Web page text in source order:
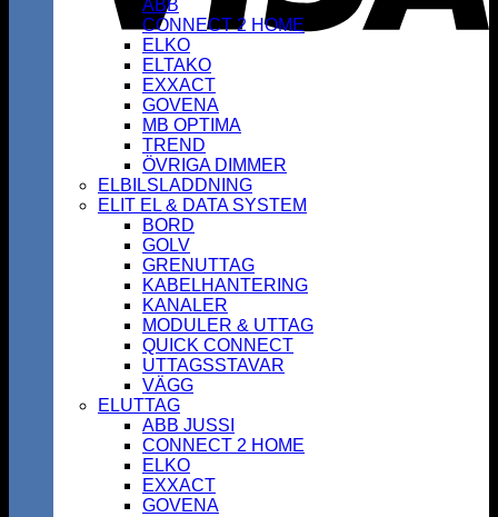
ABB
CONNECT 2 HOME
ELKO
ELTAKO
EXXACT
GOVENA
MB OPTIMA
TREND
ÖVRIGA DIMMER
ELBILSLADDNING
ELIT EL & DATA SYSTEM
BORD
GOLV
GRENUTTAG
KABELHANTERING
KANALER
MODULER & UTTAG
QUICK CONNECT
UTTAGSSTAVAR
VÄGG
ELUTTAG
ABB JUSSI
CONNECT 2 HOME
ELKO
EXXACT
GOVENA